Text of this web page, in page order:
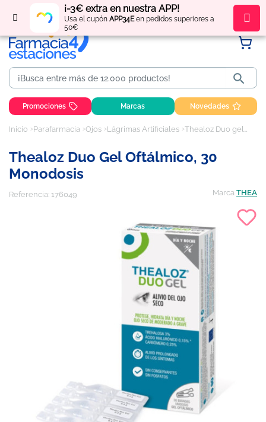
¡-3€ extra en nuestra APP!
Usa el cupón APP34Een pedidos superiores a
50€
Regístratey obténpuntos por tus compras

Promociones Marcas Novedades
Inicio Parafarmacia Ojos Lágrimas Artificiales Thealoz Duo gel oftálmico, 30 monodosis
Thealoz Duo Gel Oftálmico, 30
Monodosis
Referencia: 176049 Marca THEA